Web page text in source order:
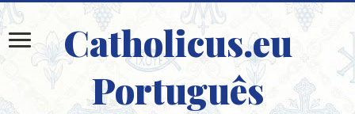
Catholicus.eu
Português